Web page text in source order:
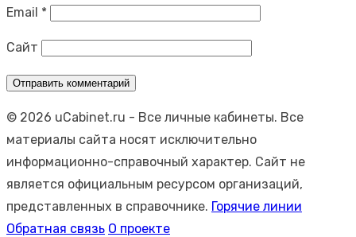
Email *
Сайт
© 2026 uCabinet.ru - Все личные кабинеты. Все
материалы сайта носят исключительно
информационно-справочный характер. Сайт не
является официальным ресурсом организаций,
представленных в справочнике. Горячие линии
Обратная связь О проекте